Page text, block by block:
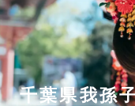
千葉県我孫